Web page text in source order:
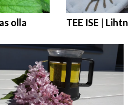
olla TEE ISE |